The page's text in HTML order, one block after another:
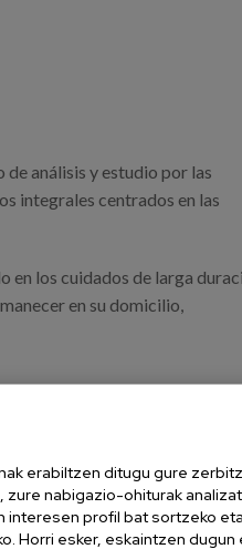
análisis y estudio por las
integrales centrados en las
en los cuidados de larga
en su domicilio,
erabiltzen ditugu gure
nabigazio-ohiturak
interesen profil bat sortzeko
Horri esker, eskaintzen